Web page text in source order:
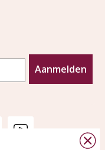
Aanmelden